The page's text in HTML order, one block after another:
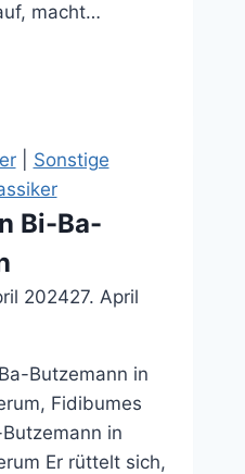
macht…
| Sonstige
Bi-Ba-
202427. April
Butzemann in
Fidibumes
in
Er rüttelt sich,